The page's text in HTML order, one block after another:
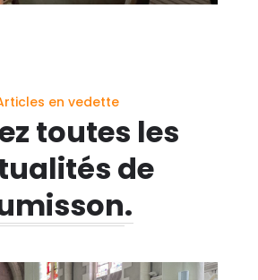
en vedette
toutes les
de